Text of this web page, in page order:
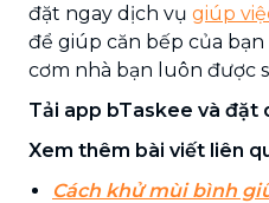
đặt ngay dịch vụ giúp
để giúp căn bếp của
cơm nhà bạn luôn được
Tải app bTaskee và đặt
Xem thêm bài viết liên
Cách khử mùi bình